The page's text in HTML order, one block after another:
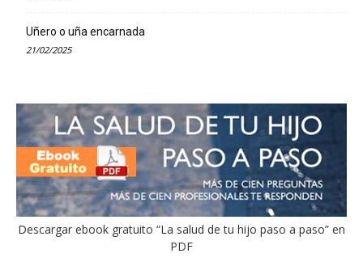
Uñero o uña encarnada
21/02/2025
Descargar ebook gratuito “La salud de tu hijo paso a paso” en
PDF